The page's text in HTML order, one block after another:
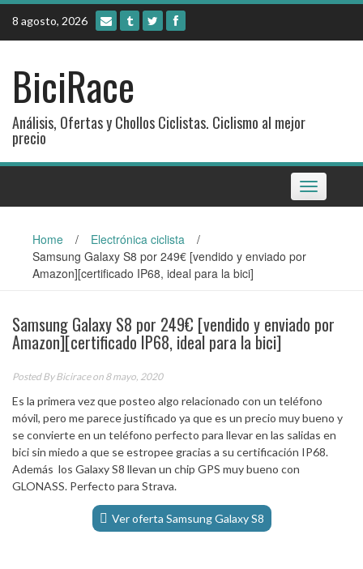
Skip
content
8 agosto, 2026
BiciRace
Análisis, Ofertas y Chollos Ciclistas. Ciclismo al mejor
precio
Toggle
navigation
Home / Electrónica ciclista
/
Samsung Galaxy S8 por 249€ [vendido y enviado por
Amazon][certificado IP68, ideal para la bici]
Samsung Galaxy S8 por 249€ [vendido y enviado por
Amazon][certificado IP68, ideal para la bici]
Posted ByBiciraceon 8 mayo, 2020
Es la primera vez que posteo algo relacionado con un teléfono
móvil, pero me parece justificado ya que es un precio muy bueno y
se convierte en un teléfono perfecto para llevar en las salidas en
bici sin miedo a que se estropee gracias a su certificación IP68.
Además los Galaxy S8 llevan un chip GPS muy bueno con
GLONASS. Perfecto para Strava.
Ver oferta Samsung Galaxy S8